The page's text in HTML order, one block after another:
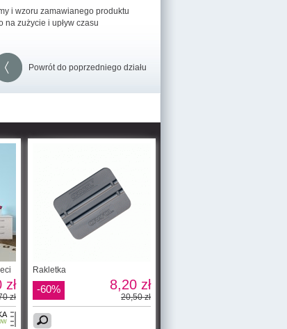
i wzoru zamawianego produktu
zużycie i upływ czasu
Powrót do poprzedniego działu
zł
zł
Rakletka
-60% 8,20 zł
20,50 zł